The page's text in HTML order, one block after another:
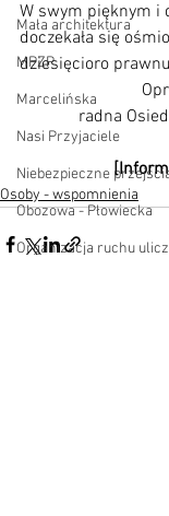
Mała architektura
MPZP
Marcelińska
Nasi Przyjaciele
Niebezpieczne
Obozowa - Płowiecka
Organizacja ruchu
W swym pięknym i
doczekała się
dziesięcioro
radna
Osoby - wspomnienia